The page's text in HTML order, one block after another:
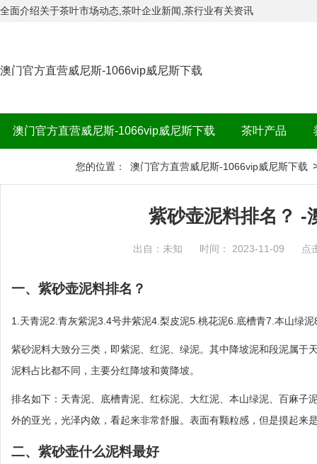
全面介绍关于茶叶市场动态,茶叶企业新闻,茶行业有关资讯
澳门官方直营威尼斯-1066vip威尼斯下载
澳门官方直营威尼斯-1066vip威尼斯下载 茶叶产品
您的位置： 澳门官方直营威尼斯-1066vip威尼斯下载
紫砂壶泥料排名？ -
出自：未知 时间： 2023-11-09 点
一、紫砂壶泥料排名？
1.天青泥2.青灰紫泥3.4号井紫泥4.梨皮泥5.桃花泥6.底槽青7.本山绿
紫砂泥料大致分三类，即紫泥、红泥、绿泥。其中降坡泥和段泥属
泥料占比都不同，主要分红降坡和黄降坡。
排名如下：天青泥、底槽青泥、红棕泥、大红泥、本山绿泥、百麻子
外的亚光，光泽内敛，看起来非常舒服。表面有颗粒感，但是摸起来
二、紫砂壶什么泥料最好